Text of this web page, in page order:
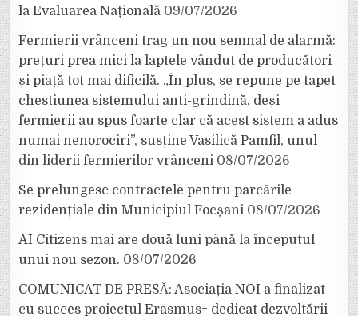
la Evaluarea Națională 09/07/2026
Fermierii vrânceni trag un nou semnal de alarmă:
prețuri prea mici la laptele vândut de producători
și piață tot mai dificilă. „În plus, se repune pe tapet
chestiunea sistemului anti-grindină, deși
fermierii au spus foarte clar că acest sistem a adus
numai nenorociri”, susține Vasilică Pamfil, unul
din liderii fermierilor vrânceni 08/07/2026
Se prelungesc contractele pentru parcările
rezidențiale din Municipiul Focșani 08/07/2026
AI Citizens mai are două luni până la începutul
unui nou sezon. 08/07/2026
COMUNICAT DE PRESĂ: Asociația NOI a finalizat
cu succes proiectul Erasmus+ dedicat dezvoltării